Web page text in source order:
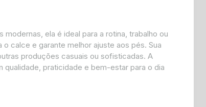
ela é ideal para a rotina, trabalho ou
calce e garante melhor ajuste aos pés. Sua
produções casuais ou sofisticadas. A
praticidade e bem-estar para o dia